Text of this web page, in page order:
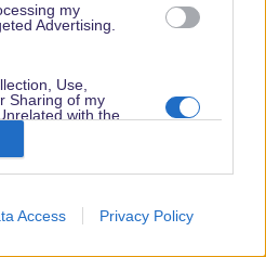
my
Advertising.
Use,
Sharing of my
with the
collected.
Access Privacy Policy
Chief Diversity Officer
Nights“ kommen